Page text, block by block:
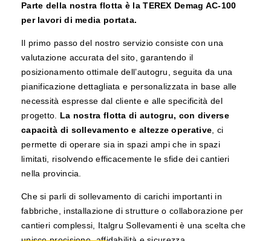
Parte della nostra flotta è la TEREX Demag AC-100
per lavori di media portata.
Il primo passo del nostro servizio consiste con una
valutazione accurata del sito, garantendo il
posizionamento ottimale dell’autogru, seguita da una
pianificazione dettagliata e personalizzata in base alle
necessità espresse dal cliente e alle specificità del
progetto. La nostra flotta di autogru, con diverse
capacità di sollevamento e altezze operative, ci
permette di operare sia in spazi ampi che in spazi
limitati, risolvendo efficacemente le sfide dei cantieri
nella provincia.
Che si parli di sollevamento di carichi importanti in
fabbriche, installazione di strutture o collaborazione per
cantieri complessi, Italgru Sollevamenti è una scelta che